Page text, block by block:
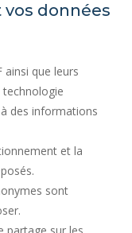
données
ainsi que leurs
des informations
et la
sont